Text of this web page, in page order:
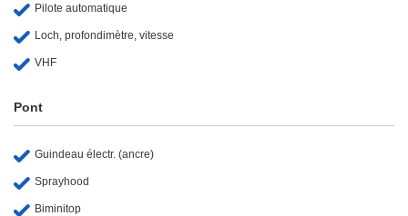
Pilote automatique
Loch, profondimètre, vitesse
VHF
Pont
Guindeau électr. (ancre)
Sprayhood
Biminitop